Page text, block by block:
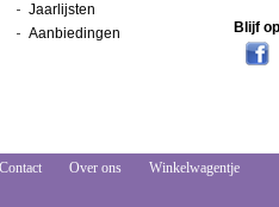
Jaarlijsten
Aanbiedingen
Blijf
Contact Over ons Winkelwagentje